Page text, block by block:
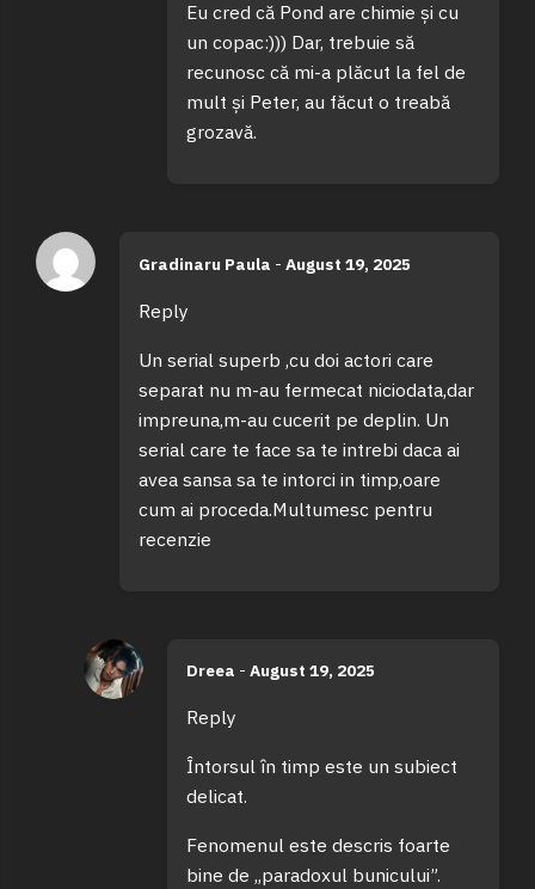
Eu cred că Pond are chimie și cu
un copac:))) Dar, trebuie să
recunosc că mi-a plăcut la fel de
mult și Peter, au făcut o treabă
grozavă.
Gradinaru Paula - August 19, 2025
Reply
Un serial superb ,cu doi actori care
separat nu m-au fermecat niciodata,dar
impreuna,m-au cucerit pe deplin. Un
serial care te face sa te intrebi daca ai
avea sansa sa te intorci in timp,oare
cum ai proceda.Multumesc pentru
recenzie
Dreea - August 19, 2025
Reply
Întorsul în timp este un subiect
delicat.
Fenomenul este descris foarte
bine de „paradoxul bunicului”.